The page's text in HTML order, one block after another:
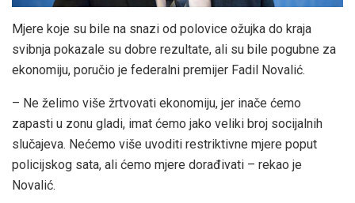
Mjere koje su bile na snazi od polovice ožujka do kraja
svibnja pokazale su dobre rezultate, ali su bile pogubne za
ekonomiju, poručio je federalni premijer Fadil Novalić.
– Ne želimo više žrtvovati ekonomiju, jer inače ćemo
zapasti u zonu gladi, imat ćemo jako veliki broj socijalnih
slučajeva. Nećemo više uvoditi restriktivne mjere poput
policijskog sata, ali ćemo mjere dorađivati – rekao je
Novalić.